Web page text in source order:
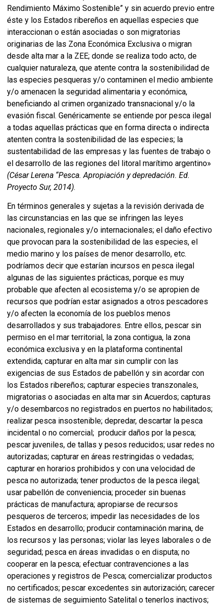
Rendimiento Máximo Sostenible” y sin acuerdo previo entre
éste y los Estados ribereños en aquellas especies que
interaccionan o están asociadas o son migratorias
originarias de las Zona Económica Exclusiva o migran
desde alta mar a la ZEE; donde se realiza todo acto, de
cualquier naturaleza, que atente contra la sostenibilidad de
las especies pesqueras y/o contaminen el medio ambiente
y/o amenacen la seguridad alimentaria y económica,
beneficiando al crimen organizado transnacional y/o la
evasión fiscal. Genéricamente se entiende por pesca ilegal
a todas aquellas prácticas que en forma directa o indirecta
atenten contra la sostenibilidad de las especies; la
sustentabilidad de las empresas y las fuentes de trabajo o
el desarrollo de las regiones del litoral marítimo argentino»
(César Lerena “Pesca. Apropiación y depredación. Ed.
Proyecto Sur, 2014).
En términos generales y sujetas a la revisión derivada de
las circunstancias en las que se infringen las leyes
nacionales, regionales y/o internacionales; el daño efectivo
que provocan para la sostenibilidad de las especies, el
medio marino y los países de menor desarrollo, etc.
podríamos decir que estarían incursos en pesca ilegal
algunas de las siguientes prácticas, porque es muy
probable que afecten al ecosistema y/o se apropien de
recursos que podrían estar asignados a otros pescadores
y/o afecten la economía de los pueblos menos
desarrollados y sus trabajadores. Entre ellos, pescar sin
permiso en el mar territorial, la zona contigua, la zona
económica exclusiva y en la plataforma continental
extendida; capturar en alta mar sin cumplir con las
exigencias de sus Estados de pabellón y sin acordar con
los Estados ribereños; capturar especies transzonales,
migratorias o asociadas en alta mar sin Acuerdos; capturas
y/o desembarcos no registrados en puertos no habilitados;
realizar pesca insostenible; depredar, descartar la pesca
incidental o no comercial; producir daños por la pesca;
pescar juveniles, de tallas y pesos reducidos; usar redes no
autorizadas; capturar en áreas restringidas o vedadas;
capturar en horarios prohibidos y con una velocidad de
pesca no autorizada; tener productos de la pesca ilegal;
usar pabellón de conveniencia; proceder sin buenas
prácticas de manufactura; apropiarse de recursos
pesqueros de terceros; impedir las necesidades de los
Estados en desarrollo; producir contaminación marina, de
los recursos y las personas; violar las leyes laborales o de
seguridad; pesca en áreas invadidas o en disputa; no
cooperar en la pesca; efectuar contravenciones a las
operaciones y registros de Pesca; comercializar productos
no certificados; pescar excedentes sin autorización; carecer
de sistemas de seguimiento Satelital o tenerlos inactivos;